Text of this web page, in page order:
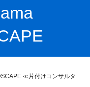
≪片付けコンサルタ